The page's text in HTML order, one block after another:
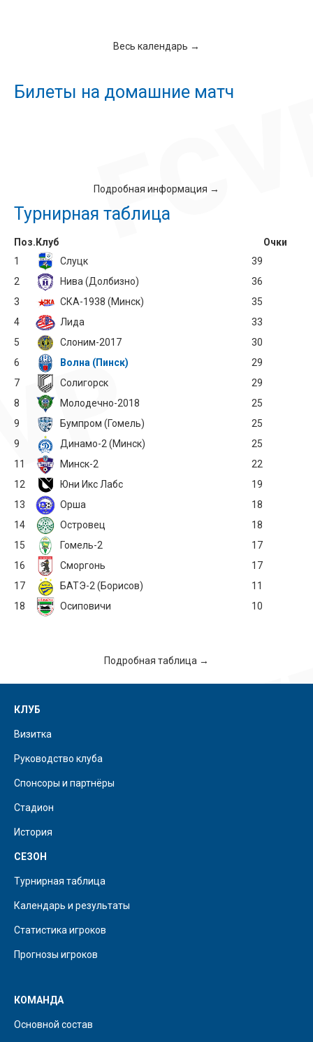
Весь календарь →
Билеты на домашние матч
Подробная информация →
Турнирная таблица
Поз. Клуб
Очки
1
Слуцк
39
2
Нива (Долбизно)
36
3
СКА-1938 (Минск)
35
4
Лида
33
5
Слоним-2017
30
6
Волна (Пинск)
29
7
Солигорск
29
8
Молодечно-2018
25
9
Бумпром (Гомель)
25
9
Динамо-2 (Минск)
25
11
Минск-2
22
12
Юни Икс Лабс
19
13
Орша
18
14
Островец
18
15
Гомель-2
17
16
Сморгонь
17
17
БАТЭ-2 (Борисов)
11
18
Осиповичи 10
Подробная таблица →
КЛУБ
Визитка
Руководство клуба
Спонсоры и партнёры
Стадион
История
СЕЗОН
Турнирная таблица
Календарь и результаты
Статистика игроков
Прогнозы игроков
КОМАНДА
Основной состав